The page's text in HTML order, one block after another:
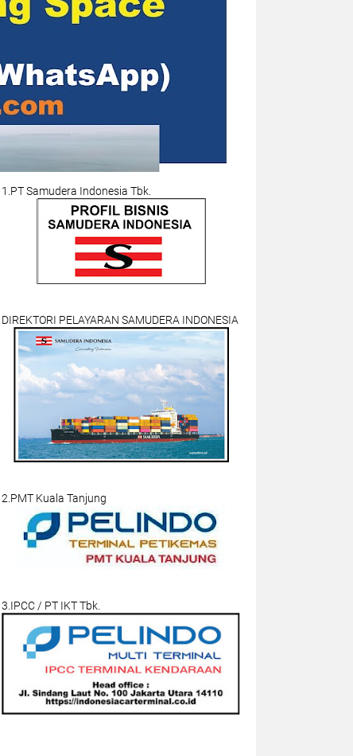
1.PT Samudera Indonesia Tbk.
DIREKTORI PELAYARAN SAMUDERA INDONESIA
2.PMT Kuala Tanjung
3.IPCC / PT IKT Tbk.